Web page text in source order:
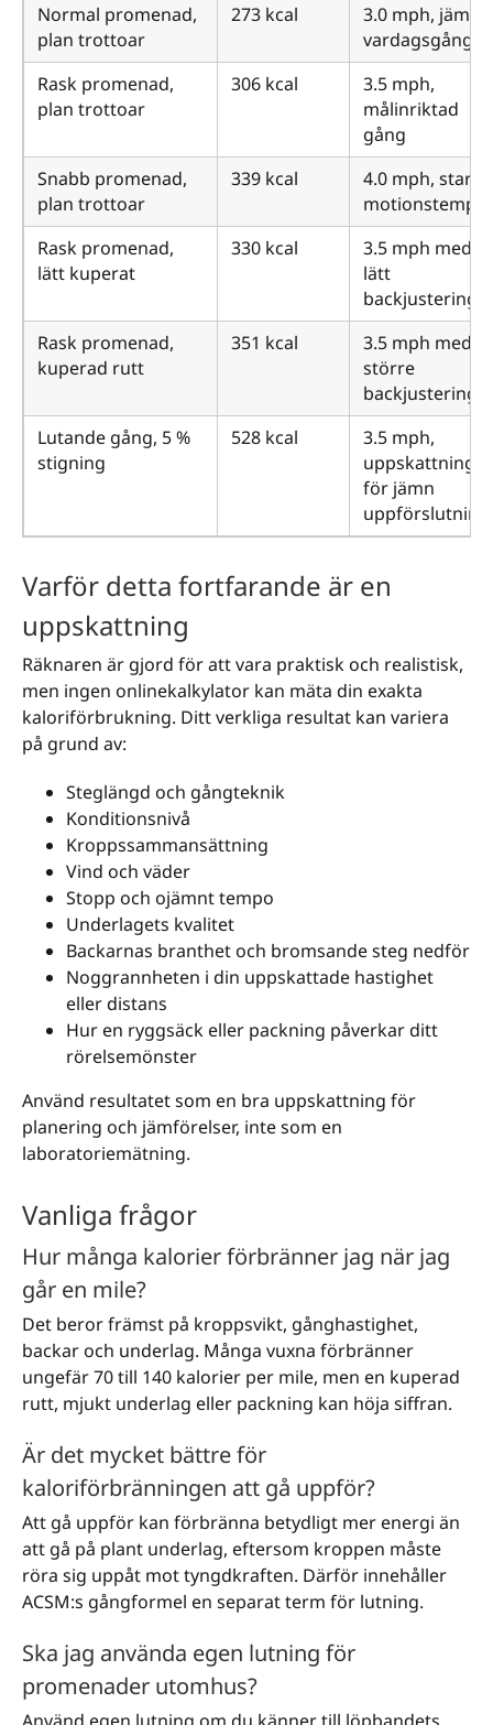
Normal promenad,
plan trottoar
273 kcal
3.0 mph, jämn
vardagsgång
Rask promenad,
plan trottoar
306 kcal
3.5 mph,
målinriktad
gång
Snabb promenad,
plan trottoar
339 kcal
4.0 mph, starkt
motionstempo
Rask promenad,
lätt kuperat
330 kcal
3.5 mph med
lätt
backjustering
Rask promenad,
kuperad rutt
351 kcal
3.5 mph med
större
backjustering
Lutande gång, 5 %
stigning
528 kcal
3.5 mph,
uppskattning
för jämn
uppförslutning
Varför detta fortfarande är en
uppskattning
Räknaren är gjord för att vara praktisk och realistisk,
men ingen onlinekalkylator kan mäta din exakta
kaloriförbrukning. Ditt verkliga resultat kan variera
på grund av:
Steglängd och gångteknik
Konditionsnivå
Kroppssammansättning
Vind och väder
Stopp och ojämnt tempo
Underlagets kvalitet
Backarnas branthet och bromsande steg nedför
Noggrannheten i din uppskattade hastighet
eller distans
Hur en ryggsäck eller packning påverkar ditt
rörelsemönster
Använd resultatet som en bra uppskattning för
planering och jämförelser, inte som en
laboratoriemätning.
Vanliga frågor
Hur många kalorier förbränner jag när jag
går en mile?
Det beror främst på kroppsvikt, gånghastighet,
backar och underlag. Många vuxna förbränner
ungefär 70 till 140 kalorier per mile, men en kuperad
rutt, mjukt underlag eller packning kan höja siffran.
Är det mycket bättre för
kaloriförbränningen att gå uppför?
Att gå uppför kan förbränna betydligt mer energi än
att gå på plant underlag, eftersom kroppen måste
röra sig uppåt mot tyngdkraften. Därför innehåller
ACSM:s gångformel en separat term för lutning.
Ska jag använda egen lutning för
promenader utomhus?